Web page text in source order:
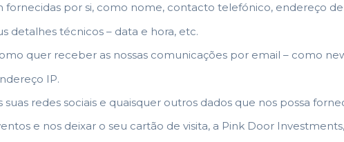
por si, como nome, contacto telefónico, endereço
detalhes técnicos – data e hora, etc.
quer receber as nossas comunicações por email – como
IP.
redes sociais e quaisquer outros dados que nos possa
e nos deixar o seu cartão de visita, a Pink Door